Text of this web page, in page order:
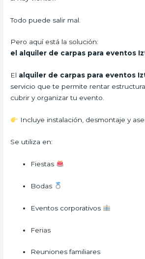
Todo puede salir mal.
Pero aquí está la solución:
el alquiler de carpas para eventos
El alquiler de carpas para eventos
servicio que te permite rentar
cubrir y organizar tu evento.
Incluye instalación, desmontaje y
Se utiliza en:
Fiestas
Bodas
Eventos corporativos
Ferias
Reuniones familiares